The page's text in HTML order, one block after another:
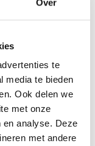
Over
te
media te bieden
Ook delen we
met onze
analyse. Deze
met andere
solutions de